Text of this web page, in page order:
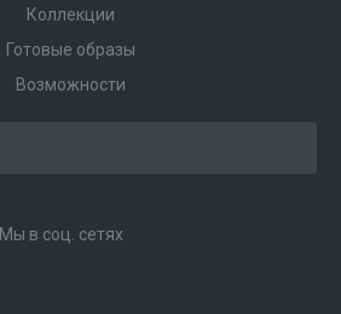
Коллекции
Готовые образы
Возможности
Мы в соц. сетях